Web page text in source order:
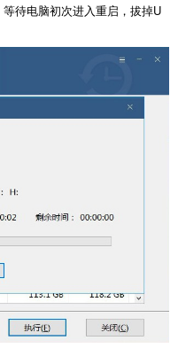
待电脑初次进入重启，拔掉U